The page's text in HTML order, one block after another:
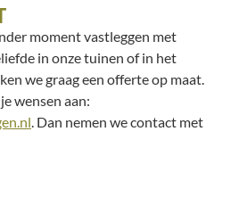
moment vastleggen met
in onze tuinen of in het
we graag een offerte op maat.
wensen aan:
. Dan nemen we contact met